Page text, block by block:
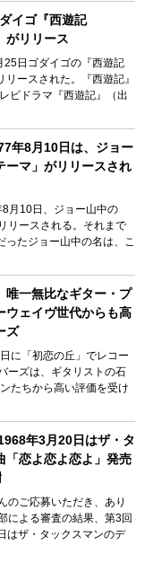
イゴ『西遊記
がリリース
日ゴダイゴの『西遊記
リースされた。『西遊記』
ビドラマ『西遊記』（出
年8月10日は、ジョー
ーマ」がリリースされ
月10日、ジョー山中の
リースされる。それまで
たジョー山中の名は、こ
唯一無比なギター・プ
ウェイヴ世代からも高
ズ
に「初恋の丘」でレコー
ーズは、ギタリストの石
たちから高い評価を受け
年3月20日はザ・タ
「恋よ恋よ恋よ」発売
のご応募いただき、あり
による審査の結果、第3回
はザ・タックスマンのデ